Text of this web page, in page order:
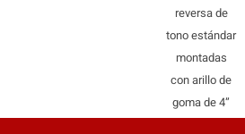
reversa de
tono estándar
montadas
con arillo de
goma de 4”